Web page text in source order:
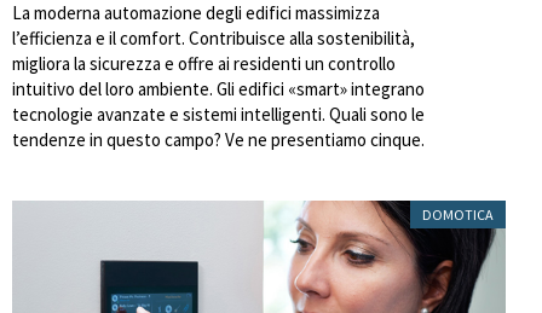
La moderna automazione degli edifici massimizza
l’efficienza e il comfort. Contribuisce alla sostenibilità,
migliora la sicurezza e offre ai residenti un controllo
intuitivo del loro ambiente. Gli edifici «smart» integrano
tecnologie avanzate e sistemi intelligenti. Quali sono le
tendenze in questo campo? Ve ne presentiamo cinque.
DOMOTICA